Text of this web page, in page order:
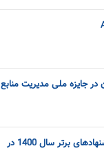
در جایزه ملی مدیریت منابع
تجلیل از همکاران ارایه دهنده ی پیشنهادهای برتر سال 1400 در